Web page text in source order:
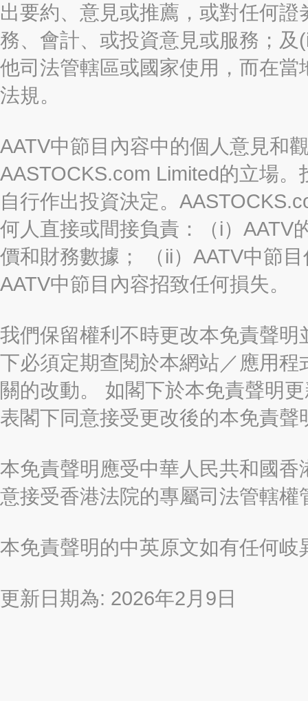
出要約、意見或推薦，或對任何
務、會計、或投資意見或服務；
他司法管轄區或國家使用，而在
法規。
AATV中節目內容中的個人意見和
AASTOCKS.com Limited的立場
自行作出投資決定。
何人直接或間接負責：（i）AATV
價和財務數據； （ii）AATV中節
AATV中節目內容招致任何損失。
我們保留權利不時更改本免責聲
下必須定期查閱於本網站／應用
關的改動。 如閣下於本免責聲明
表閣下同意接受更改後的本免責聲
本免責聲明應受中華人民共和國
意接受香港法院的專屬司法管轄權
本免責聲明的中英原文如有任何
更新日期為: 2026年2月9日